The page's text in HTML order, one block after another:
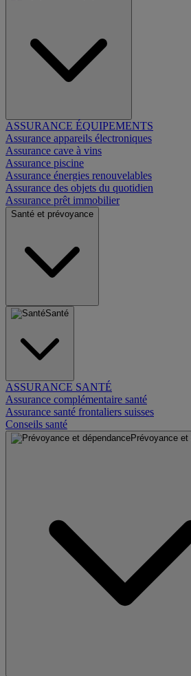
ASSURANCE ÉQUIPEMENTS
Assurance appareils électroniques
Assurance cave à vins
Assurance piscine
Assurance énergies renouvelables
Assurance des objets du quotidien
Assurance prêt immobilier
Santé et prévoyance
Santé
ASSURANCE SANTÉ
Assurance complémentaire santé
Assurance santé frontaliers suisses
Conseils santé
Prévoyance et